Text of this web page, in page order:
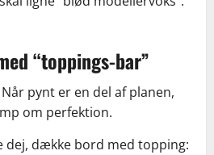
“toppings-bar”
Når pynt er en del af planen,
om perfektion.
dej, dække bord med topping: